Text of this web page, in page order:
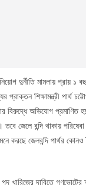
নিয়োগ দুর্নীতি মামলায় প্রায় ১
প্রাক্তন শিক্ষামন্ত্রী পার্থ
বিরুদ্ধে অভিযোগ প্রমাণিত
তবে জেলে বন্দি থাকায়
করছে জেলবন্দি পার্থর
পদ খারিজের দাবিতে